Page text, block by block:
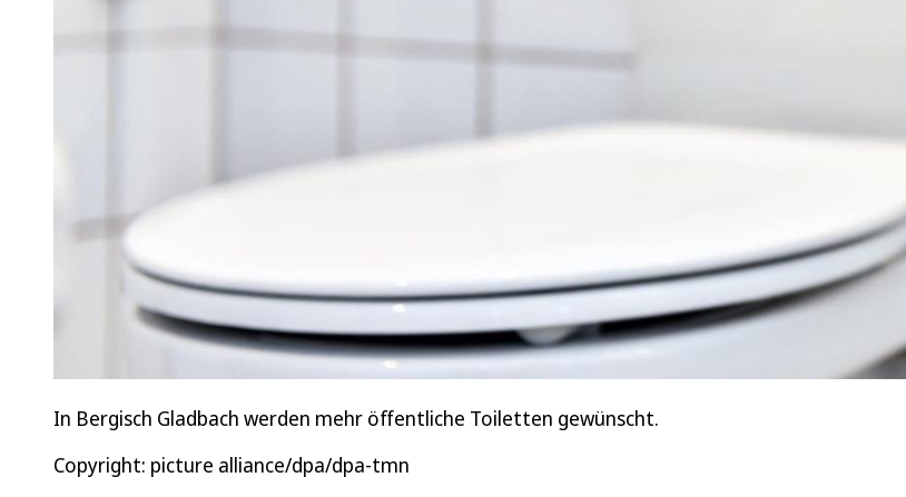
In Bergisch Gladbach werden mehr öffentliche Toiletten gewünscht.
Copyright: picture alliance/dpa/dpa-tmn